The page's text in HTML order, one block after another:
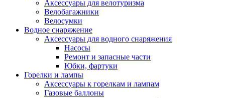
Аксессуары для велотуризма
Велобагажники
Велосумки
Водное снаряжение
Аксессуары для водного снаряжения
Насосы
Ремонт и запасные части
Юбки, фартуки
Горелки и лампы
Аксессуары к горелкам и лампам
Газовые баллоны